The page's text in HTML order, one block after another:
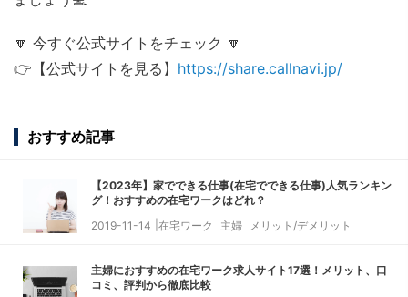
🔽 今すぐ公式サイトをチェック 🔽
👉【公式サイトを見る】 https://share.callnavi.jp/
おすすめ記事
【2023年】家でできる仕事(在宅でできる仕事)人気ランキン
グ！おすすめの在宅ワークはどれ？
2019-11-14 在宅ワーク 主婦 メリット/デメリット
主婦におすすめの在宅ワーク求人サイト17選！メリット、口
コミ、評判から徹底比較